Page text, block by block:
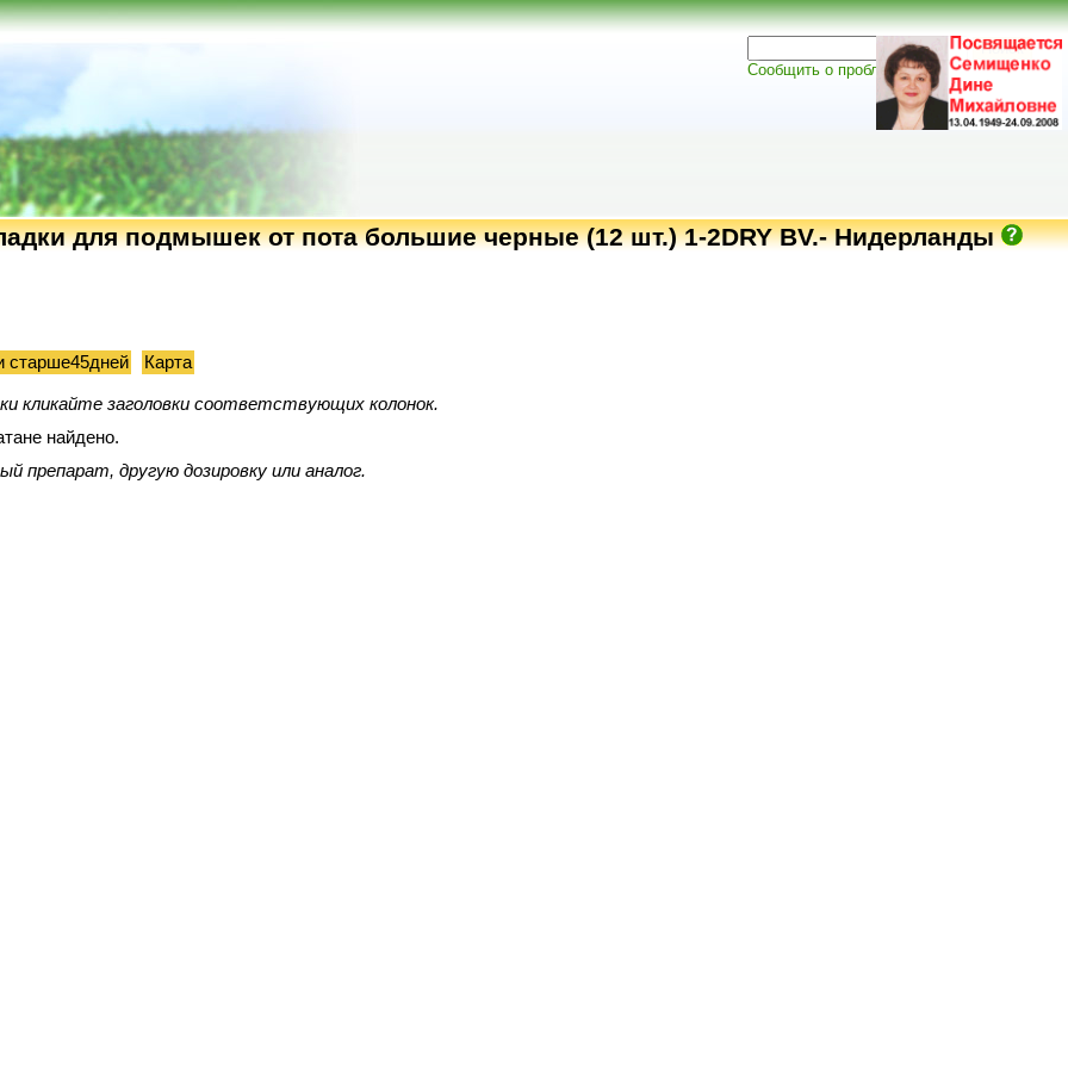
Сообщить о проблеме
для подмышек от пота большие черные (12 шт.) 1-2DRY BV.- Нидерланды
старше45дней Карта
кликайте заголовки соответствующих колонок.
найдено.
препарат, другую дозировку или аналог.